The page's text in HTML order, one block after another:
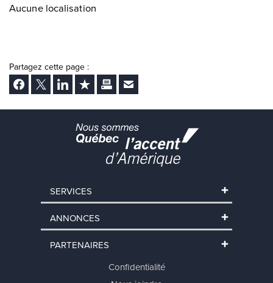
Aucune localisation
Partagez cette page :
Facebook
Twitter LinkedInAjouter aux favoris
ImprimerEnvoyer Ã un ami
SERVICES
ANNONCES
PARTENAIRES
Confidentialité